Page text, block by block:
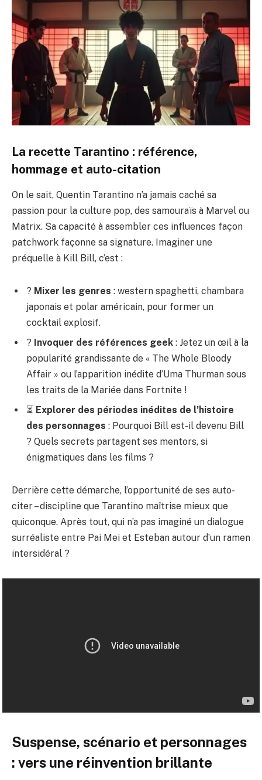
La recette Tarantino : référence,
hommage et auto-citation
On le sait, Quentin Tarantino n’a jamais caché sa
passion pour la culture pop, des samouraïs à Marvel ou
Matrix. Sa capacité à assembler ces influences façon
patchwork façonne sa signature. Imaginer une
préquelle à Kill Bill, c’est :
? Mixer les genres : western spaghetti, chambara
japonais et polar américain, pour former un
cocktail explosif.
? Invoquer des références geek : Jetez un œil à la
popularité grandissante de « The Whole Bloody
Affair » ou l’apparition inédite d’Uma Thurman sous
les traits de la Mariée dans Fortnite !
⏳ Explorer des périodes inédites de l’histoire
des personnages : Pourquoi Bill est-il devenu Bill
? Quels secrets partagent ses mentors, si
énigmatiques dans les films ?
Derrière cette démarche, l’opportunité de ses auto-
citer – discipline que Tarantino maîtrise mieux que
quiconque. Après tout, qui n’a pas imaginé un dialogue
surréaliste entre Pai Mei et Esteban autour d’un ramen
intersidéral ?
Suspense, scénario et personnages
: vers une réinvention brillante